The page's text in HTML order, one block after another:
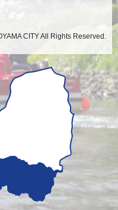
CITY All Rights Reserved.